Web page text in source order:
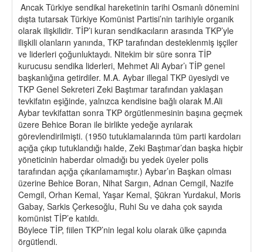
Ancak Türkiye sendikal hareketinin tarihi Osmanlı dönemini
dışta tutarsak Türkiye Komünist Partisi’nin tarihiyle organik
olarak ilişkilidir. TİP’i kuran sendikacıların arasında TKP’yle
ilişkili olanların yanında, TKP tarafından desteklenmiş işçiler
ve liderleri çoğunluktaydı. Nitekim bir süre sonra TİP
kurucusu sendika liderleri, Mehmet Ali Aybar’ı TİP genel
başkanlığına getirdiler. M.A. Aybar illegal TKP üyesiydi ve
TKP Genel Sekreteri Zeki Baştımar tarafından yaklaşan
tevkifatın eşiğinde, yalnızca kendisine bağlı olarak M.Ali
Aybar tevkifattan sonra TKP örgütlenmesinin başına geçmek
üzere Behice Boran ile birlikte yedeğe ayrılarak
görevlendirilmişti. (1950 tutuklamalarında tüm parti kardoları
açığa çıkıp tutuklandığı halde, Zeki Baştımar’dan başka hiçbir
yöneticinin haberdar olmadığı bu yedek üyeler polis
tarafından açığa çıkarılamamıştır.) Aybar’ın Başkan olması
üzerine Behice Boran, Nihat Sargın, Adnan Cemgil, Nazife
Cemgil, Orhan Kemal, Yaşar Kemal, Şükran Yurdakul, Moris
Gabay, Sarkis Çerkesoğlu, Ruhi Su ve daha çok sayıda
komünist TİP’e katıldı.
Böylece TİP, fiilen TKP’nin legal kolu olarak ülke çapında
örgütlendi.